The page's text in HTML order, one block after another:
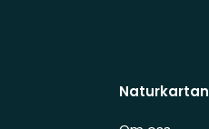
Naturkartan